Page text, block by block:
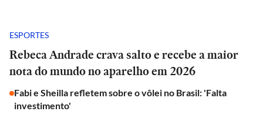
ESPORTES
Rebeca Andrade crava salto e recebe a maior
nota do mundo no aparelho em 2026
Fabi e Sheilla refletem sobre o vôlei no Brasil: 'Falta
investimento'